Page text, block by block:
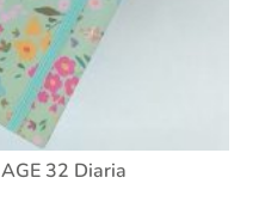
32 Diaria